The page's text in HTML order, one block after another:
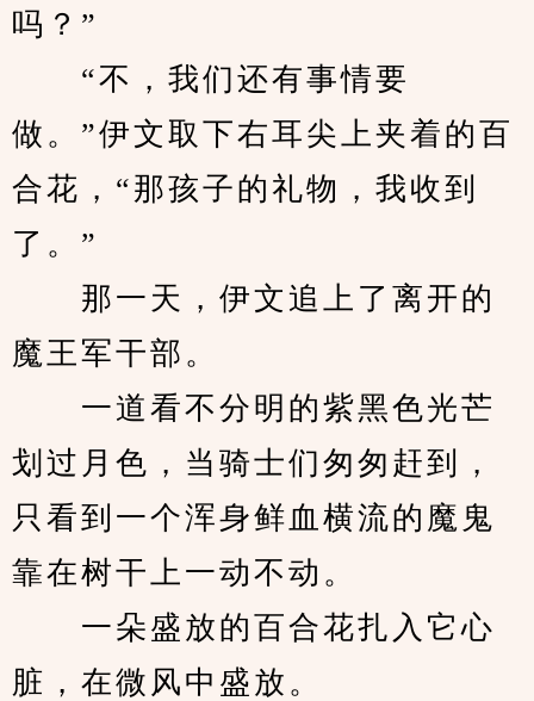
吗？”
“不，我们还有事情要
做。”伊文取下右耳尖上夹着的百
合花，“那孩子的礼物，我收到
了。”
那一天，伊文追上了离开的
魔王军干部。
一道看不分明的紫黑色光芒
划过月色，当骑士们匆匆赶到，
只看到一个浑身鲜血横流的魔鬼
靠在树干上一动不动。
一朵盛放的百合花扎入它心
脏，在微风中盛放。